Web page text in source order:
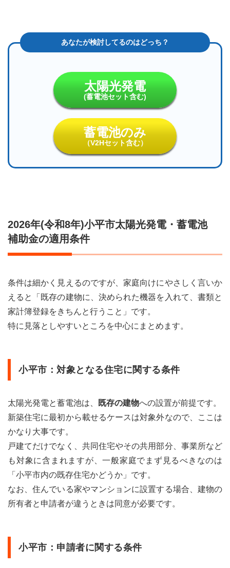
太陽光発電
(蓄電池セット含む)
蓄電池のみ
（V2Hセット含む）
2026年(令和8年)小平市太陽光発電・蓄電池
補助金の適用条件
条件は細かく見えるのですが、家庭向けにやさしく言いか
えると「既存の建物に、決められた機器を入れて、書類と
家計簿登録をきちんと行うこと」です。
特に見落としやすいところを中心にまとめます。
小平市：対象となる住宅に関する条件
太陽光発電と蓄電池は、 既存の建物への設置が前提です。
新築住宅に最初から載せるケースは対象外なので、ここは
かなり大事です。
戸建てだけでなく、共同住宅やその共用部分、事業所など
も対象に含まれますが、一般家庭でまず見るべきなのは
「小平市内の既存住宅かどうか」です。
なお、住んでいる家やマンションに設置する場合、建物の
所有者と申請者が違うときは同意が必要です。
小平市：申請者に関する条件